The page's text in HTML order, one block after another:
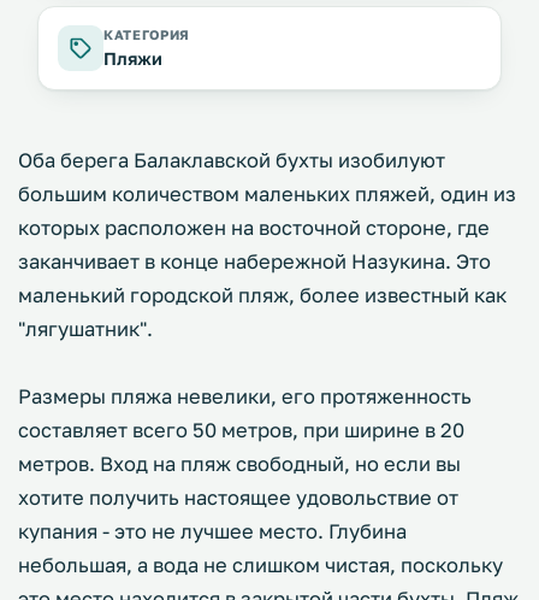
КАТЕГОРИЯ
Пляжи
Оба берега Балаклавской бухты изобилуют
большим количеством маленьких пляжей, один из
которых расположен на восточной стороне, где
заканчивает в конце набережной Назукина. Это
маленький городской пляж, более известный как
"лягушатник".
Размеры пляжа невелики, его протяженность
составляет всего 50 метров, при ширине в 20
метров. Вход на пляж свободный, но если вы
хотите получить настоящее удовольствие от
купания - это не лучшее место. Глубина
небольшая, а вода не слишком чистая, поскольку